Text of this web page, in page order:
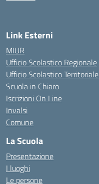
Link Esterni
MIUR
Ufficio Scolastico Regionale
Ufficio Scolastico Territoriale
Scuola in Chiaro
Iscrizioni On Line
Invalsi
Comune
La Scuola
Presentazione
I luoghi
Le persone